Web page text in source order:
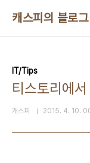
캐스피의 블로그
IT/Tips
티스토리에
캐스피 2015. 4. 10.